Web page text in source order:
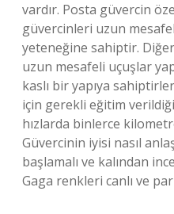
vardır. Posta güvercin
güvercinleri uzun
yeteneğine sahiptir.
uzun mesafeli uçuşlar
kaslı bir yapıya
için gerekli eğitim
hızlarda binlerce
Güvercinin iyisi nasıl
başlamalı ve kalından
Gaga renkleri canlı ve